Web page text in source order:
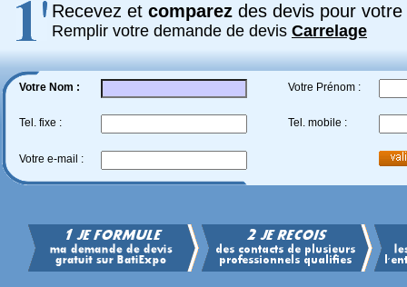
Recevez et comparez des devis pour votre
Remplir votre demande de devis Carrelage
Votre Nom : Votre Prénom :
Tel. fixe : Tel. mobile :
Votre e-mail :